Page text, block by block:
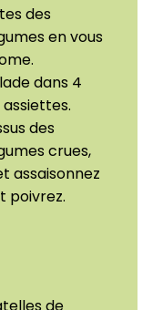
des
en vous
dans 4
des
crues,
assaisonnez
poivrez.